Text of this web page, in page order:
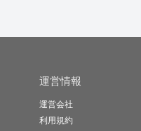
運営情報
運営会社
利用規約